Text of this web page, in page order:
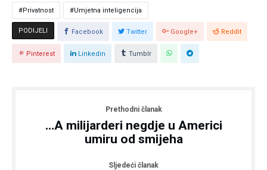
Privatnost Umjetna inteligencija
PODIJELI Facebook Twitter Google+ Reddit
Pinterest Linkedin Tumblr
Prethodni članak
…A milijarderi negdje u Americi
umiru od smijeha
Sljedeći članak